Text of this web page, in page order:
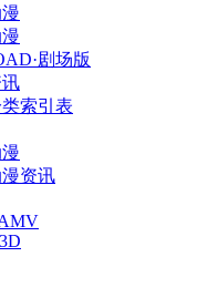
剧场版
索引表
资讯